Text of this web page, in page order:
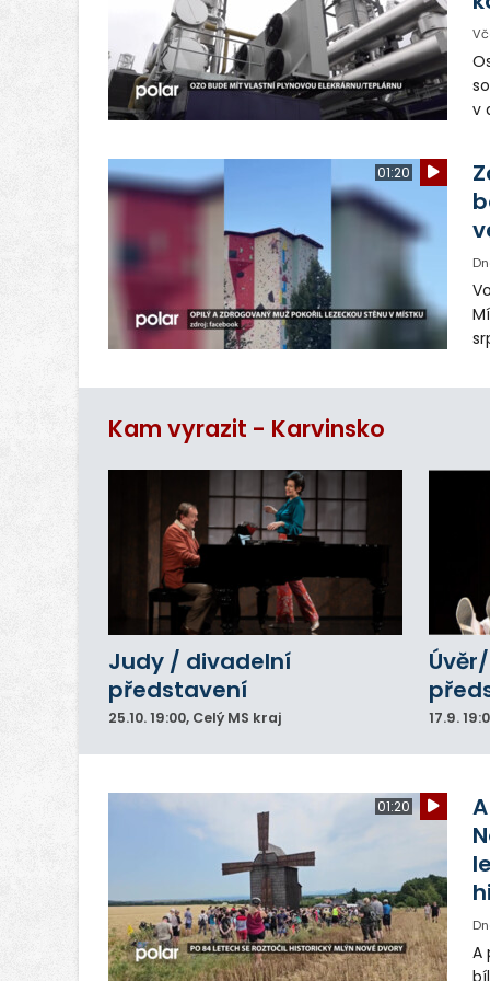
v
01:20
Kam vyrazit - Karvinsko
Judy / divadelní
představení
25.10.19:00, Celý MS kraj 17.9.
01:20
A